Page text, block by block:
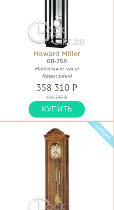
Howard Miller
611-258
Напольные часы
Кварцевый
358 310 ₽
421 545 ₽
КУПИТЬ